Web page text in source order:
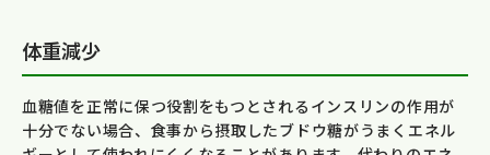
体重減少
血糖値を正常に保つ役割をもつとされるインスリンの作用が
十分でない場合、食事から摂取したブドウ糖がうまくエネル